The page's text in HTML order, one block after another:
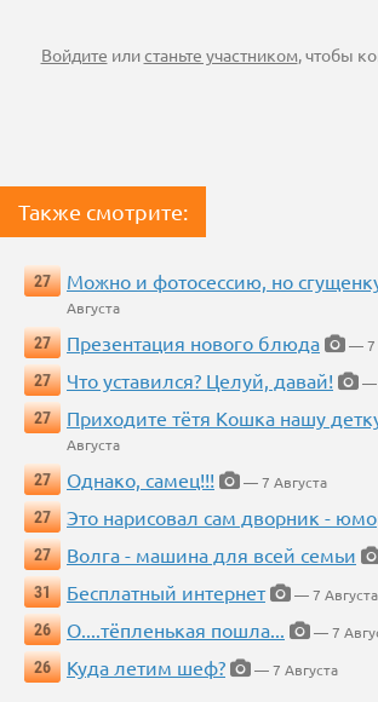
Войдите илистаньте участником, чтобы
Также смотрите:
27 Можно и фотосессию, но
Августа
27
Презентация нового блюда
— 7
27
Что уставился? Целуй, давай!
—
27
Приходите тётя Кошка нашу
Августа
27
Однако, самец!!!
— 7 Августа
27
Это нарисовал сам дворник -
27
Волга - машина для всей семьи
31
Бесплатный интернет
— 7 Августа
26
О....тёпленькая пошла...
— 7
26
Куда летим шеф? — 7 Августа